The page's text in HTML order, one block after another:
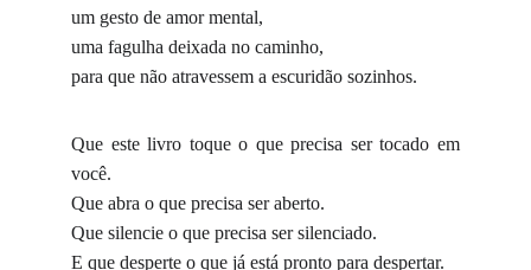
um gesto de amor mental,
uma fagulha deixada no caminho,
para que não atravessem a escuridão sozinhos.
Que este livro toque o que precisa ser tocado em
você.
Que abra o que precisa ser aberto.
Que silencie o que precisa ser silenciado.
E que desperte o que já está pronto para despertar.